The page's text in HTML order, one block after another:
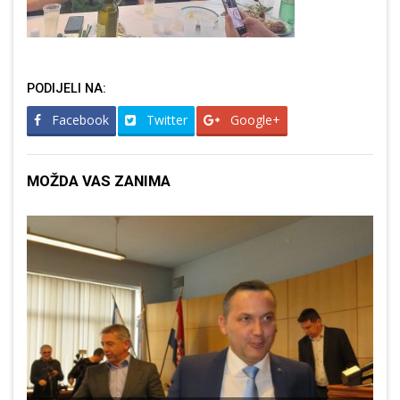
PODIJELI NA:
Facebook Twitter Google+
MOŽDA VAS ZANIMA